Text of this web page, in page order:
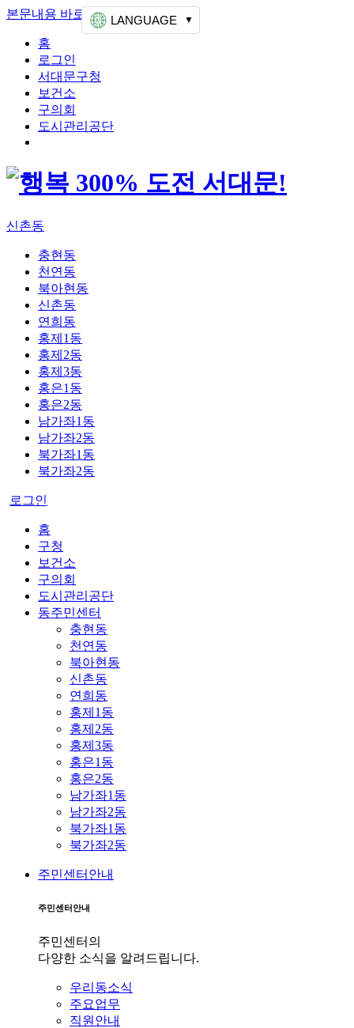
본문내용 바로가기 상단메뉴 가기
홈
로그인
서대문구청
보건소
구의회
도시관리공단
신촌동
충현동
천연동
북아현동
신촌동
연희동
홍제1동
홍제2동
홍제3동
홍은1동
홍은2동
남가좌1동
남가좌2동
북가좌1동
북가좌2동
로그인
LANGUAGE
홈
구청
보건소
구의회
도시관리공단
동주민센터
충현동
천연동
북아현동
신촌동
연희동
홍제1동
홍제2동
홍제3동
홍은1동
홍은2동
남가좌1동
남가좌2동
북가좌1동
북가좌2동
주민센터안내
주민센터안내
주민센터의
다양한 소식을 알려드립니다.
우리동소식
주요업무
직원안내